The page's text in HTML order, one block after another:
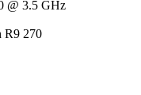
@ 3.5 GHz
R9 270